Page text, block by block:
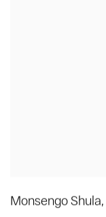
Monsengo Shula,